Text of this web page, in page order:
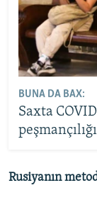
BUNA DA BAX:
Saxta
peşmançılığı
Rusiyanın